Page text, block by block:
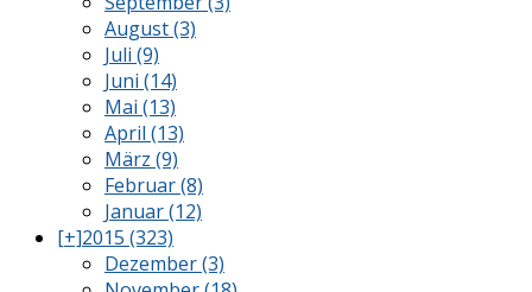
August (3)
Juli (9)
Juni (14)
Mai (13)
April (13)
März (9)
Februar (8)
Januar (12)
[+]2015 (323)
Dezember (3)